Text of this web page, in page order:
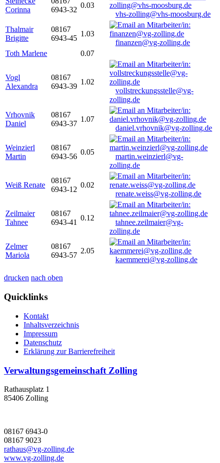
Corinna
6943-32
0.03
vhs-zolling@vhs-moosburg.de
Thalmair
Brigitte
08167
6943-45
1.03
finanzen@vg-zolling.de
Toth Marlene
0.07
Vogl
Alexandra
08167
6943-39
1.02
vollstreckungsstelle@vg-
zolling.de
Vrhovnik
Daniel
08167
6943-37
1.07
daniel.vrhovnik@vg-zolling.de
Weinzierl
Martin
08167
6943-56
0.05
martin.weinzierl@vg-
zolling.de
Weiß Renate
08167
6943-12
0.02
renate.weiss@vg-zolling.de
Zeilmaier
Tahnee
08167
6943-41
0.12
tahnee.zeilmaier@vg-
zolling.de
Zelmer
Mariola
08167
6943-57
2.05
kaemmerei@vg-zolling.de
drucken nach oben
Quicklinks
Kontakt
Inhaltsverzeichnis
Impressum
Datenschutz
Erklärung zur Barrierefreiheit
Verwaltungsgemeinschaft Zolling
Rathausplatz 1
85406 Zolling
08167 6943-0
08167 9023
rathaus@vg-zolling.de
www.vg-zolling.de